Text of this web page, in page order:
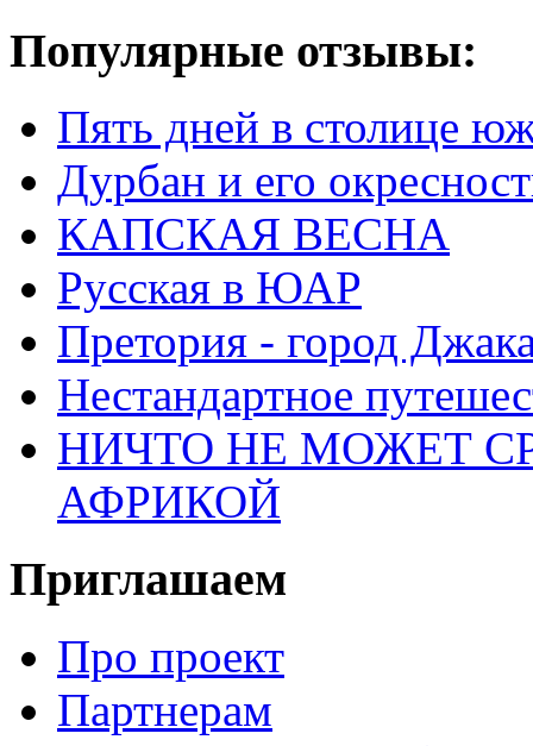
Популярные отзывы:
Пять дней в столице
Дурбан и его
КАПСКАЯ ВЕСНА
Русская в ЮАР
Претория - город
Нестандартное
НИЧТО НЕ МОЖЕТ
АФРИКОЙ
Приглашаем
Про проект
Партнерам